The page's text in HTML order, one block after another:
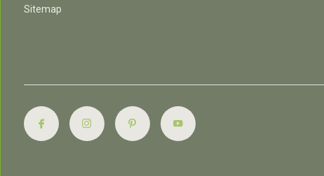
Sitemap